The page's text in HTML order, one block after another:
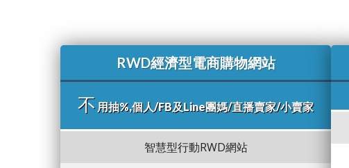
RWD經濟型電商購物網站
不 用抽%,個人/FB及Line團媽/直播賣家/小賣家
智慧型行動RWD網站